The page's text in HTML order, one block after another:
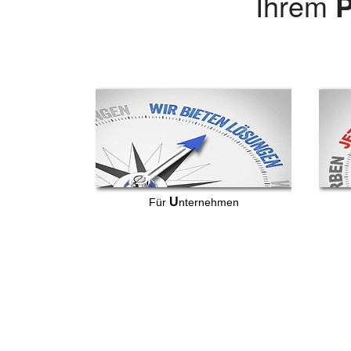
Für Unternehmen